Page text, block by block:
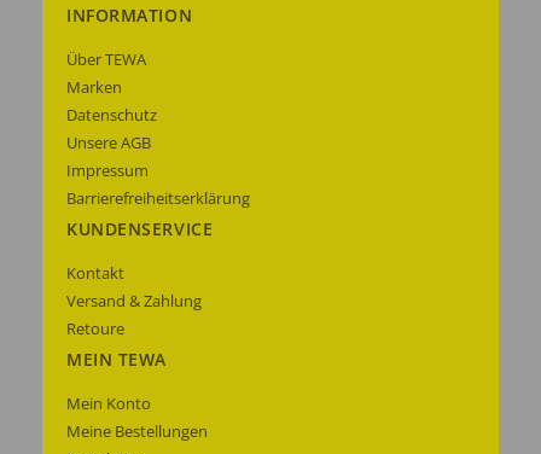
INFORMATION
Über TEWA
Marken
Datenschutz
Unsere AGB
Impressum
Barrierefreiheitserklärung
KUNDENSERVICE
Kontakt
Versand & Zahlung
Retoure
MEIN TEWA
Mein Konto
Meine Bestellungen